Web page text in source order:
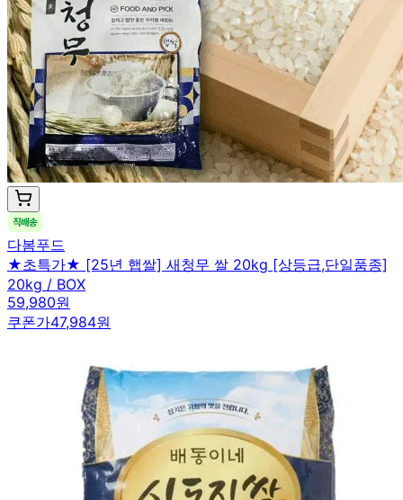
다봄푸드
★초특가★ [25년 햅쌀] 새청무 쌀 20kg [상등급,단일품종]
20kg / BOX
59,980원
쿠폰가47,984원